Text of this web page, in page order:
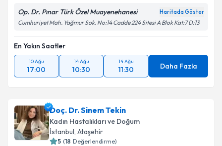
Op. Dr. Pınar Türk Özel Muayenehanesi Haritada Göster
Cumhuriyet Mah. Yağmur Sok. No:14 Cadde 224 Sitesi A Blok Kat:7 D:13
En Yakın Saatler
10 Ağu
17:00
14 Ağu
10:30
14 Ağu
11:30 Daha Fazla
Doç. Dr. Sinem Tekin
Kadın Hastalıkları ve Doğum
İstanbul, Ataşehir
5 (18 Değerlendirme)